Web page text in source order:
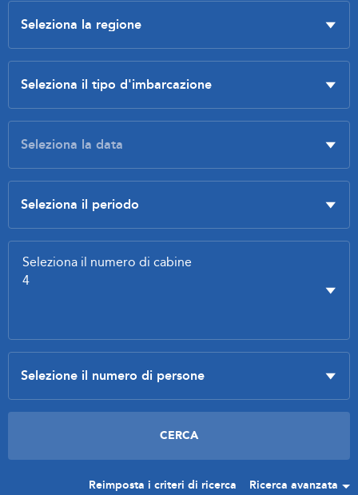
Reimposta i criteri di ricerca Ricerca avanzata